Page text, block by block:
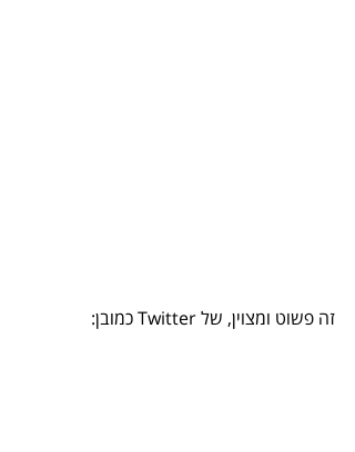
זה פשוט ומצוין, של Twitter כמובן: